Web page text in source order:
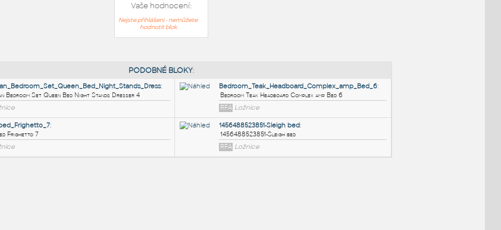
Vaše hodnocení:
Nejste přihlášeni - nemůžete
hodnotit blok